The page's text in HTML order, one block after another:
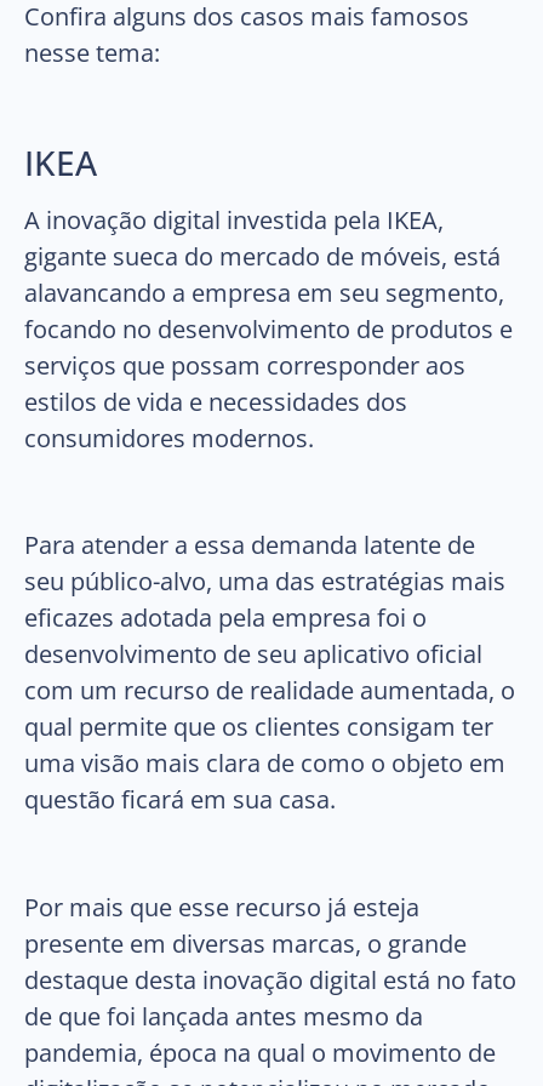
Confira alguns dos casos mais famosos
nesse tema:
IKEA
A inovação digital investida pela IKEA,
gigante sueca do mercado de móveis, está
alavancando a empresa em seu segmento,
focando no desenvolvimento de produtos e
serviços que possam corresponder aos
estilos de vida e necessidades dos
consumidores modernos.
Para atender a essa demanda latente de
seu público-alvo, uma das estratégias mais
eficazes adotada pela empresa foi o
desenvolvimento de seu aplicativo oficial
com um recurso de realidade aumentada, o
qual permite que os clientes consigam ter
uma visão mais clara de como o objeto em
questão ficará em sua casa.
Por mais que esse recurso já esteja
presente em diversas marcas, o grande
destaque desta inovação digital está no fato
de que foi lançada antes mesmo da
pandemia, época na qual o movimento de